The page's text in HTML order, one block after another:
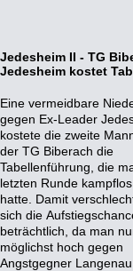
Jedesheim II - TG
Jedesheim kostet
Eine vermeidbare
gegen Ex-Leader
kostete die zweite
der TG Biberach die
Tabellenführung, die
letzten Runde
hatte. Damit
sich die
beträchtlich, da man
möglichst hoch gegen
Angstgegner
Jürgen Dollinger
zunächst einen
damit aber an Brett
Gegner eine Linie für einen
verheerenden
mußte sich
geschlagen geben.
Haberbosch geriet am
Brett früh in Probleme,
nach zäher Gegenwehr dann den
falschen Verteidigungsplan